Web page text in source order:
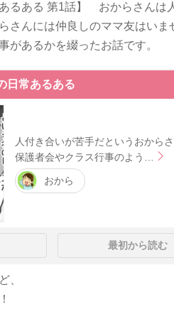
るある 第1話】 おからさんは
さんには仲良しのママ友はい
があるかを綴ったお話です。
日常あるある
人付き合いが苦手だというおから
保護者会やクラス行事のよう…
おから
最初から読む
、